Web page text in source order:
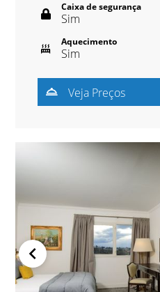
Caixa de segurança
Sim
Aquecimento
Sim
Veja Preços